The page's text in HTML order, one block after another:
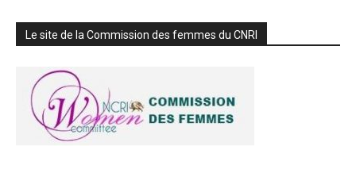
Le site de la Commission des femmes du CNRI